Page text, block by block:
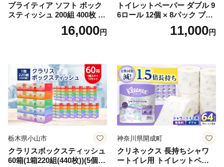
ブライティア ソフト ボック
スティッシュ 200組 400枚 60
箱 日本製 まとめ買い ティッ
シュ リサイクル 長持 防災 常
倶知安町 日用品
16,000円
トイレットペーパー ダブル 9
6ロール 12個 × 8パック ブラ
ンカ 再生紙 100％ 芯あり 日
用品 消耗品 無香料 生活用品
11,000円
栃木県小山市
クラリスボックスティッシュ
60箱(1箱220組(440枚))(5個入
神奈川県開成町
クリネックス 長持ちシャワ
ートイレ用 トイレットペー